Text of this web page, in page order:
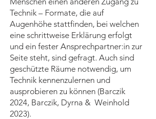
Technik – Formate, die auf
Augenhöhe stattfinden, bei welchen
eine schrittweise Erklärung erfolgt
und ein fester Ansprechpartner:in zur
Seite steht, sind gefragt. Auch sind
geschützte Räume notwendig, um
Technik kennenzulernen und
ausprobieren zu können (Barczik
2024, Barczik, Dyrna & Weinhold
2023).